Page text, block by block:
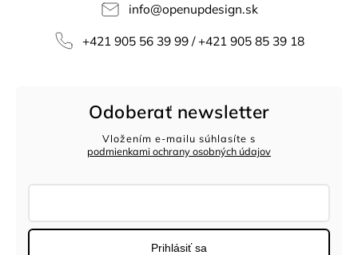
info@openupdesign.sk
+421 905 56 39 99 / +421 905 85 39 18
Odoberať newsletter
Vložením e-mailu súhlasíte s
podmienkami ochrany osobných údajov
Prihlásiť sa